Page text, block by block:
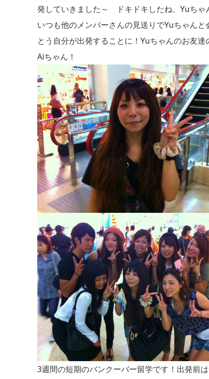
発していきました～ ドキドキしたね、Yuちゃ
いつも他のメンバーさんの見送りでYuちゃん
とう自分が出発することに！Yuちゃんのお友達
Aiちゃん！
3週間の短期のバンクーバー留学です！出発前